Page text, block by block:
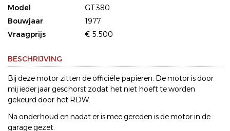
Model
GT380
Bouwjaar
1977
Vraagprijs
€ 5.500
BESCHRIJVING
Bij deze motor zitten de officiële papieren. De motor is door
mij ieder jaar geschorst zodat het niet hoeft te worden
gekeurd door het RDW.
Na onderhoud en nadat er is mee gereden is de motor in de
garage gezet.